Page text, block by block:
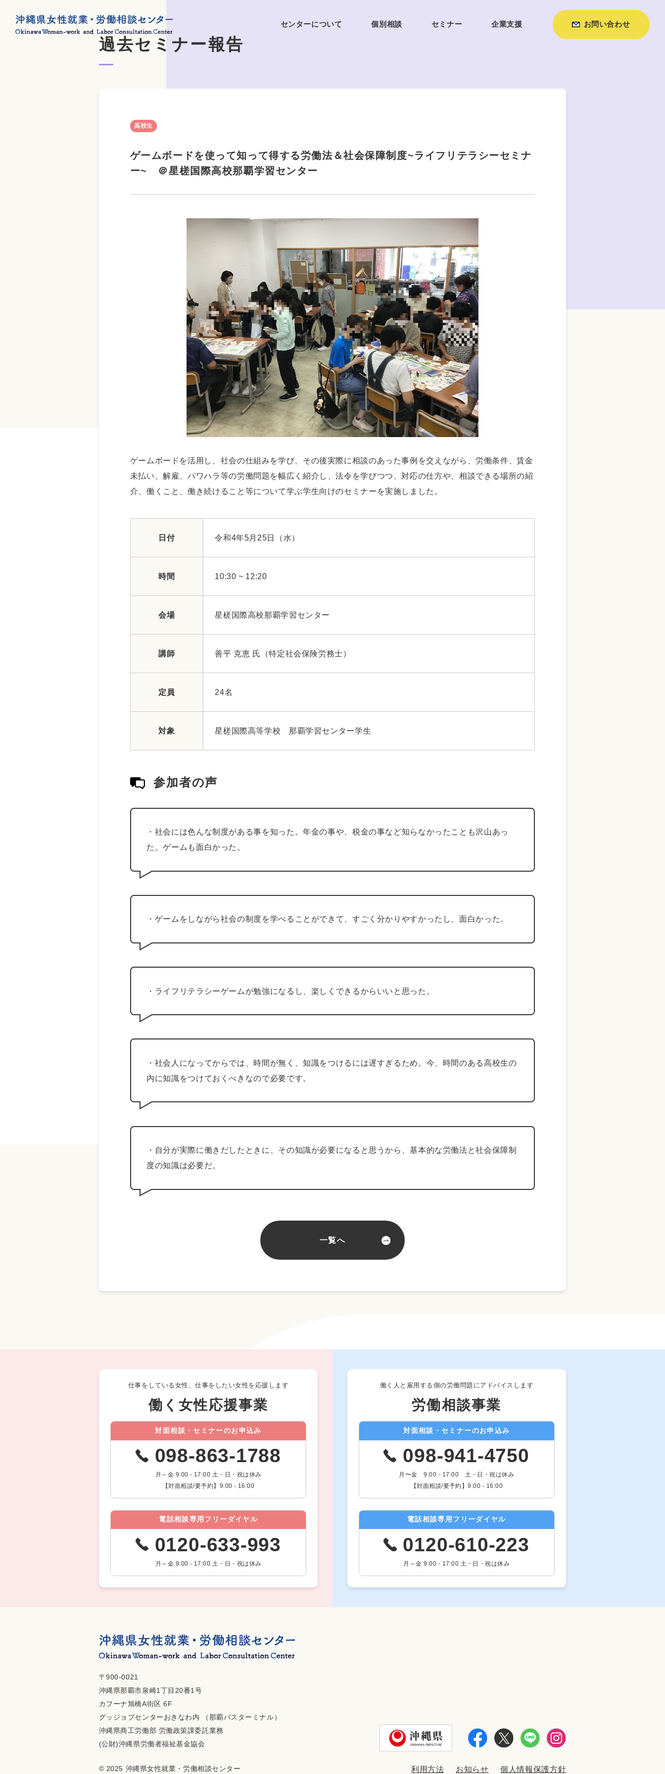
センターについて 個別相談 セミナー 企業支援 お問い合わせ
過去セミナー報告
高校生
ゲームボードを使って知って得する労働法＆社会保障制度~ライフリテラシーセミナ
ー~ ＠星槎国際高校那覇学習センター
ゲームボードを活用し、社会の仕組みを学び、その後実際に相談のあった事例を交えながら、労働条件、賃金
未払い、解雇、パワハラ等の労働問題を幅広く紹介し、法令を学びつつ、対応の仕方や、相談できる場所の紹
介、働くこと、働き続けること等について学ぶ学生向けのセミナーを実施しました。
日付 令和4年5月25日（水）
時間 10:30 ~ 12:20
会場 星槎国際高校那覇学習センター
講師 善平 克恵 氏（特定社会保険労務士）
定員 24名
対象 星槎国際高等学校 那覇学習センター学生
参加者の声
・社会には色んな制度がある事を知った。年金の事や、税金の事など知らなかったことも沢山あっ
た。ゲームも面白かった。
・ゲームをしながら社会の制度を学べることができて、すごく分かりやすかったし、面白かった。
・ライフリテラシーゲームが勉強になるし、楽しくできるからいいと思った。
・社会人になってからでは、時間が無く、知識をつけるには遅すぎるため。今、時間のある高校生の
内に知識をつけておくべきなので必要です。
・自分が実際に働きだしたときに、その知識が必要になると思うから、基本的な労働法と社会保障制
度の知識は必要だ。
一覧へ
仕事をしている女性、仕事をしたい女性を応援します
働く女性応援事業
対面相談・セミナーのお申込み
098-863-1788
月～金 9:00 - 17:00 土・日・祝は休み
【対面相談/要予約】9:00 - 16:00
電話相談専用フリーダイヤル
0120-633-993
月～金 9:00 - 17:00 土・日・祝は休み
働く人と雇用する側の労働問題にアドバイスします
労働相談事業
対面相談・セミナーのお申込み
098-941-4750
月〜金 9:00 - 17:00 土・日・祝は休み
【対面相談/要予約】9:00 - 16:00
電話相談専用フリーダイヤル
0120-610-223
月～金 9:00 - 17:00 土・日・祝は休み
利用方法 お知らせ 個人情報保護方針
〒900-0021
沖縄県那覇市泉崎1丁目20番1号
カフーナ旭橋A街区 6F
グッジョブセンターおきなわ内 （那覇バスターミナル）
沖縄県商工労働部 労働政策課委託業務
(公財)沖縄県労働者福祉基金協会
© 2025 沖縄県女性就業・労働相談センター